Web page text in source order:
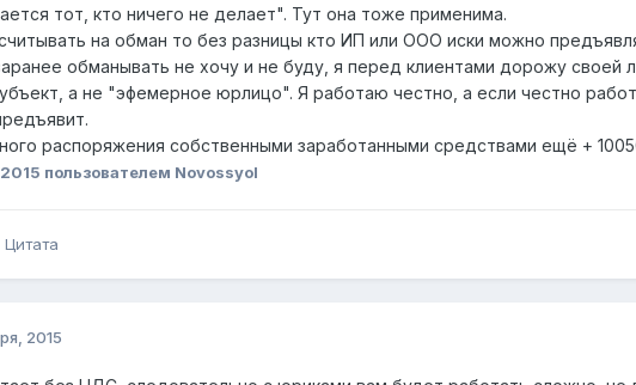
тот, кто ничего не делает". Тут она тоже применима.
на обман то без разницы кто ИП или ООО иски можно
обманывать не хочу и не буду, я перед клиентами дорожу своей
а не "эфемерное юрлицо". Я работаю честно, а если честно
распоряжения собственными заработанными средствами ещё +
пользователем Novossyol
Цитата
2015